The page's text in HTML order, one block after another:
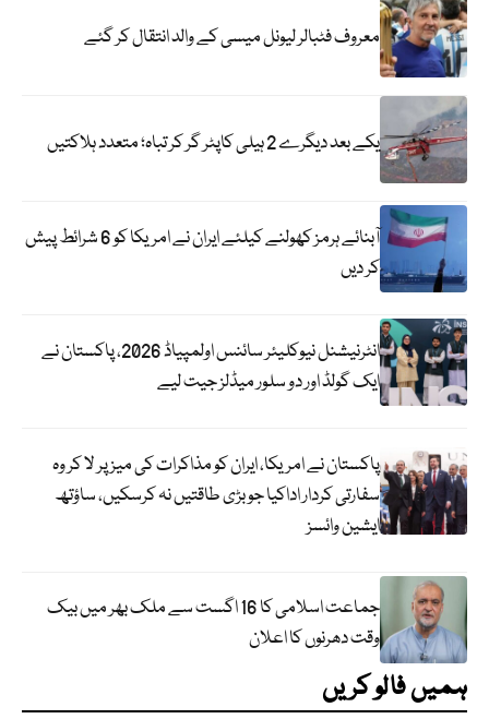
معروف فٹبالر لیونل میسی کے والد انتقال کر گئے
یکے بعد دیگرے 2 ہیلی کاپٹر گر کر تباہ؛ متعدد ہلاکتیں
آبنائے ہرمز کھولنے کیلئے ایران نے امریکا کو 6 شرائط پیش
کر دیں
انٹرنیشنل نیوکلیئر سائنس اولمپیاڈ 2026، پاکستان نے
ایک گولڈ اور دو سلور میڈلز جیت لیے
پاکستان نے امریکا، ایران کو مذاکرات کی میز پر لا کر وہ
سفارتی کردار اداکیا جو بڑی طاقتیں نہ کرسکیں، ساؤتھ
ایشین وائسز
جماعت اسلامی کا 16 اگست سے ملک بھر میں بیک
وقت دھرنوں کا اعلان
ہمیں فالو کریں